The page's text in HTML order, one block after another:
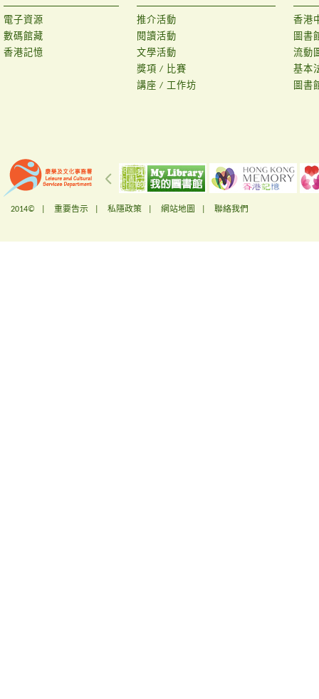
電子資源
數碼館藏
香港記憶
推介活動
閱讀活動
文學活動
獎項 / 比賽
講座 / 工作坊
香港
圖書
流動
基本
圖書
2014© | 重要告示 私隱政策 網站地圖 聯絡我們